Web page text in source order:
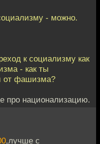
- можно.
к социализму как
- как ты
от фашизма?
про национализацию.
,лучше с